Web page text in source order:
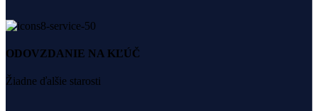
ODOVZDANIE NA KĽÚČ
Žiadne ďalšie starosti